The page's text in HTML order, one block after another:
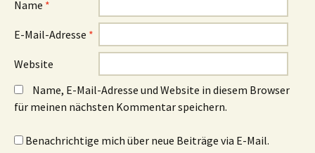
Name *
E-Mail-Adresse *
Website
Name, E-Mail-Adresse und Website in diesem Browser
für meinen nächsten Kommentar speichern.
Benachrichtige mich über neue Beiträge via E-Mail.